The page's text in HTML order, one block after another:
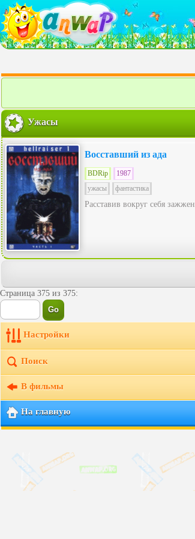
Ужасы
Восставший из ада
BDRip
1987
ужасы
фантастика
Расставив вокруг себя
Страница 375 из 375:
Настройки
Поиск
В фильмы
На главную